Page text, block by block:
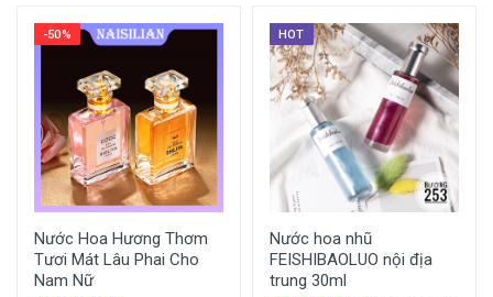
-50%
Nước Hoa Hương Thơm
Tươi Mát Lâu Phai Cho
Nam Nữ
HOT
Nước hoa nhũ
FEISHIBAOLUO nội địa
trung 30ml